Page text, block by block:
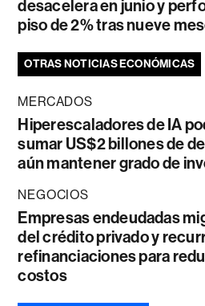
desacelera en junio y
piso de 2% tras nueve
OTRAS NOTICIAS ECONÓMICAS
MERCADOS
Hiperescaladores de IA
sumar US$2 billones de
aún mantener grado de
NEGOCIOS
Empresas endeudadas
del crédito privado y
refinanciaciones para
costos